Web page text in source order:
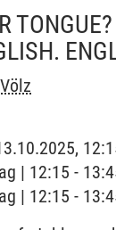
| 12:15 -
| 12:15 -